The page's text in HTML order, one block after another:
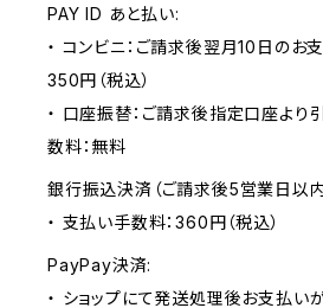
PAY ID あと払い:
・ コンビニ：ご請求後翌月10日のお
350円（税込）
・ 口座振替：ご請求後指定口座より
数料：無料
銀行振込決済（ご請求後5営業日以内
・ 支払い手数料：360円（税込）
PayPay決済:
・ ショップにて発送処理後お支払い